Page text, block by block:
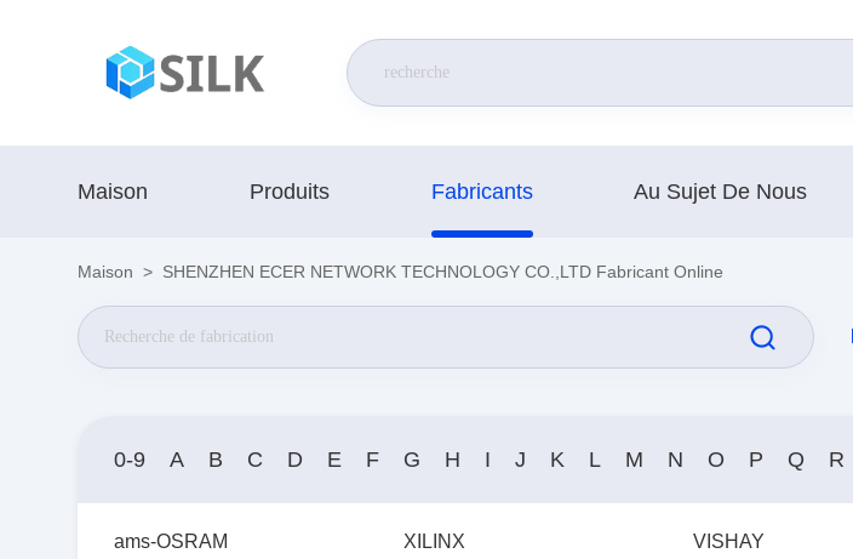
Maison Produits Fabricants Au Sujet De Nous
Maison > SHENZHEN ECER NETWORK TECHNOLOGY CO.,LTD Fabricant Online
0-9 A B C D E F G H I J K L M N O P Q R
ams-OSRAM XILINX VISHAY